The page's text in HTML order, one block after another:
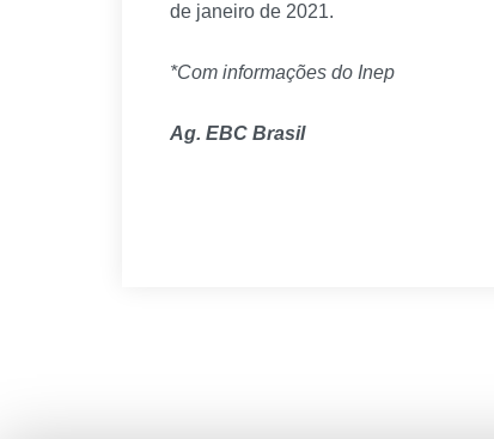
de janeiro de 2021.
*Com informações do Inep
Ag. EBC Brasil